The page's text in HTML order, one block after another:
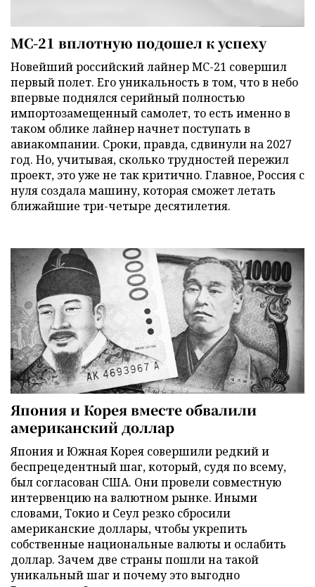
МС-21 вплотную подошел к успеху
Новейший российский лайнер МС-21 совершил
первый полет. Его уникальность в том, что в небо
впервые поднялся серийный полностью
импортозамещенный самолет, то есть именно в
таком облике лайнер начнет поступать в
авиакомпании. Сроки, правда, сдвинули на 2027
год. Но, учитывая, сколько трудностей пережил
проект, это уже не так критично. Главное, Россия с
нуля создала машину, которая сможет летать
ближайшие три-четыре десятилетия.
Япония и Корея вместе обвалили
американский доллар
Япония и Южная Корея совершили редкий и
беспрецедентный шаг, который, судя по всему,
был согласован США. Они провели совместную
интервенцию на валютном рынке. Иными
словами, Токио и Сеул резко сбросили
американские доллары, чтобы укрепить
собственные национальные валюты и ослабить
доллар. Зачем две страны пошли на такой
уникальный шаг и почему это выгодно